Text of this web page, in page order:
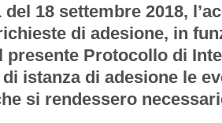
del 18 settembre 2018,
di adesione, in
presente Protocollo di
istanza di adesione le
si rendessero